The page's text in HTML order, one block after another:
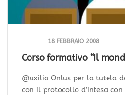
18 FEBBRAIO 2008
Corso formativo “Il
@uxilia Onlus per la tutela
con il protocollo d’intesa